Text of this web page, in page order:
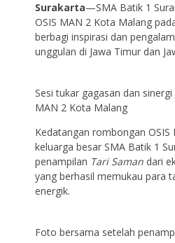
Surakarta—SMA Batik 1
OSIS MAN 2 Kota Malang
berbagi inspirasi dan
unggulan di Jawa Timur dan
Sesi tukar gagasan dan
MAN 2 Kota Malang
Kedatangan rombongan
keluarga besar SMA Batik 1
penampilan Tari Saman dari
yang berhasil memukau para
energik.
Foto bersama setelah